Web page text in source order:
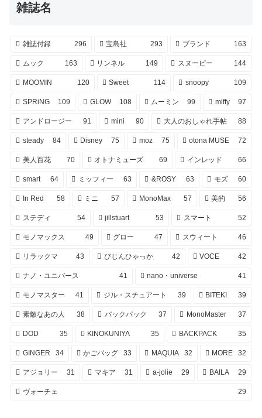
雑誌名
雑誌付録 296 宝島社 293 ブランド 163
ムック 163 リンネル 149 スヌーピー 144
MOOMIN 120 Sweet 114 snoopy 109
SPRiNG 109 GLOW 108 ムーミン 99 miffy 97
アンドロージー 91 mini 90 大人のおしゃれ手帖 88
steady 84 Disney 75 moz 75 otona MUSE 72
美人百花 70 オトナミューズ 69 インレッド 66
smart 64 ミッフィー 63 &ROSY 63 モズ 60
In Red 58 ミニ 57 MonoMax 57 美的 56
ステディ 54 jillstuart 53 スマート 52
モノマックス 49 グロー 47 スウィート 46
リラックマ 43 びじんひゃっか 42 VOCE 42
ナノ・ユニバース 41 nano・universe 41
モノマスター 41 ジル・スチュアート 39 BITEKI 39
素敵なあの人 38 バックパック 37 MonoMaster 37
DOD 35 KINOKUNIYA 35 BACKPACK 35
GINGER 34 かごバッグ 33 MAQUIA 32 MORE 32
アジョリー 31 マキア 31 a-jolie 29 BAILA 29
ヴォーチェ 29